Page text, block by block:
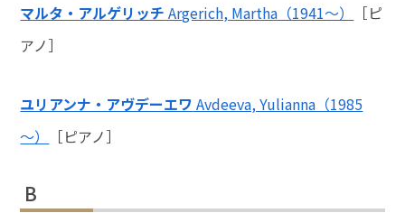
マルタ・アルゲリッチ Argerich, Martha（1941～）
［ピ
アノ］
ユリアンナ・アヴデーエワ Avdeeva, Yulianna（1985
～）
［ピアノ］
B